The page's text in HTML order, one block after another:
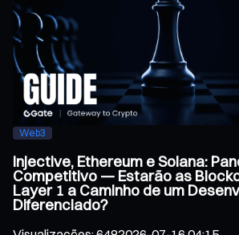
Web3
Injective, Ethereum e Solana:
Competitivo — Estarão as
Layer 1 a Caminho de um
Diferenciado?